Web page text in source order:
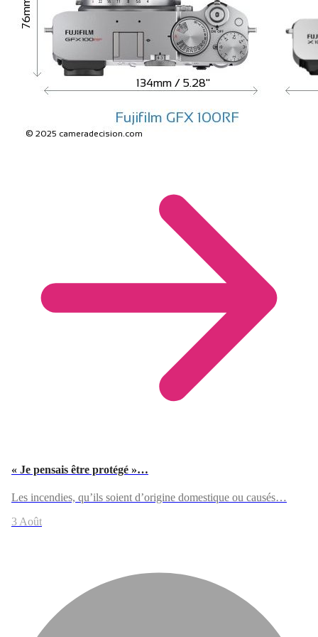
« Je pensais être protégé »…
Les incendies, qu’ils soient d’origine domestique ou causés…
3 Août